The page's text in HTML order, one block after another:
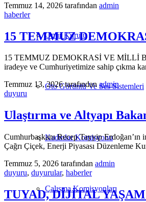
Onur Kurulu
Oto Görüntü Ve Ses Sistemleri
Kadınlar Komisyonu
Çalışma Komisyonları
Temmuz 14, 2026 tarafından admin
haberler
15 TEMMUZ
15 TEMMUZ DEMOKRASİ VE MİLLİ
iradeye ve Cumhuriyetimize sahip çıkma
Temmuz 13, 2026 tarafından admin
duyuru
Ulaştırma ve Altyapı
Cumhurbaşkanı Recep Tayyip Erdoğan’ın
Çağrı Çiçek, Enerji Piyasası Düzenleme
Temmuz 5, 2026 tarafından admin
duyuru, duyurular, haberler
TUYAD, DİJİTAL